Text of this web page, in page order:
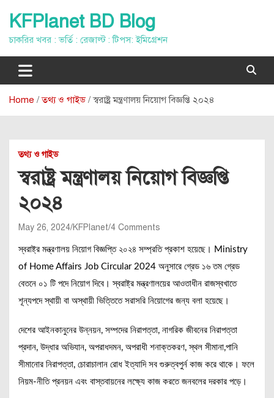
content
KFPlanet BD Blog
চাকরির খবর : ভর্তি : রেজাল্ট : টিপস: ইমিগ্রেশন
Home তথ্য ও গাইড স্বরাষ্ট্র মন্ত্রণালয় নিয়োগ বিজ্ঞপ্তি ২০২৪
তথ্য ও গাইড
স্বরাষ্ট্র মন্ত্রণালয় নিয়োগ বিজ্ঞপ্তি
২০২৪
May 26, 2024 KFPlanet 4 Comments
স্বরাষ্ট্র মন্ত্রণালয় নিয়োগ বিজ্ঞপ্তি ২০২৪ সম্প্রতি প্রকাশ হয়েছে। Ministry
of Home Affairs Job Circular 2024 অনুসারে গ্রেড ১৬ তম গ্রেড
বেতনে ০১ টি পদে নিয়োগ দিবে। স্বরাষ্ট্র মন্ত্রণালয়ের আওতাধীন রাজস্বখাতে
শূন্যপদে স্থায়ী বা অস্থায়ী ভিত্তিতে সরাসরি নিয়োগের জন্য বলা হয়েছে।
দেশের আইনকানুনের উন্নয়ন, সম্পদের নিরাপত্তা, নাগরিক জীবনের নিরাপত্তা
প্রদান, উদ্ধার অভিযান, অপরাধদমন, অপরাধী শনাক্তকরণ, স্থল সীমানা,পানি
সীমানাের নিরাপত্তা, চোরাচালান রোধ ইত্যাদি সব গুরুত্বপুর্ন কাজ করে থাকে। ফলে
নিয়ম-নীতি প্রনয়ন এবং বাস্তবায়নের লক্ষ্যে কাজ করতে জনবলের দরকার পড়ে।